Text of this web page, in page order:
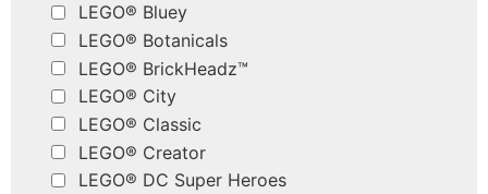
LEGO® Bluey
LEGO® Botanicals
LEGO® BrickHeadz™
LEGO® City
LEGO® Classic
LEGO® Creator
LEGO® DC Super Heroes